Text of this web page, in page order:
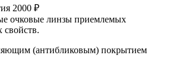
2000 ₽
очковые линзы приемлемых
свойств.
(антибликовым) покрытием